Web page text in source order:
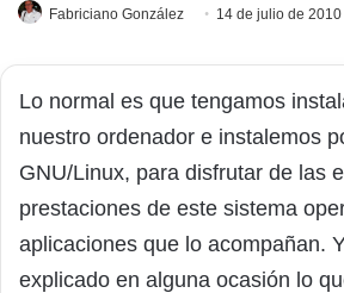
Fabriciano González 14 de julio de 2010
Lo normal es que tengamos
nuestro ordenador e instalemos
GNU/Linux, para disfrutar de las
prestaciones de este sistema
aplicaciones que lo acompañan.
explicado en alguna ocasión lo